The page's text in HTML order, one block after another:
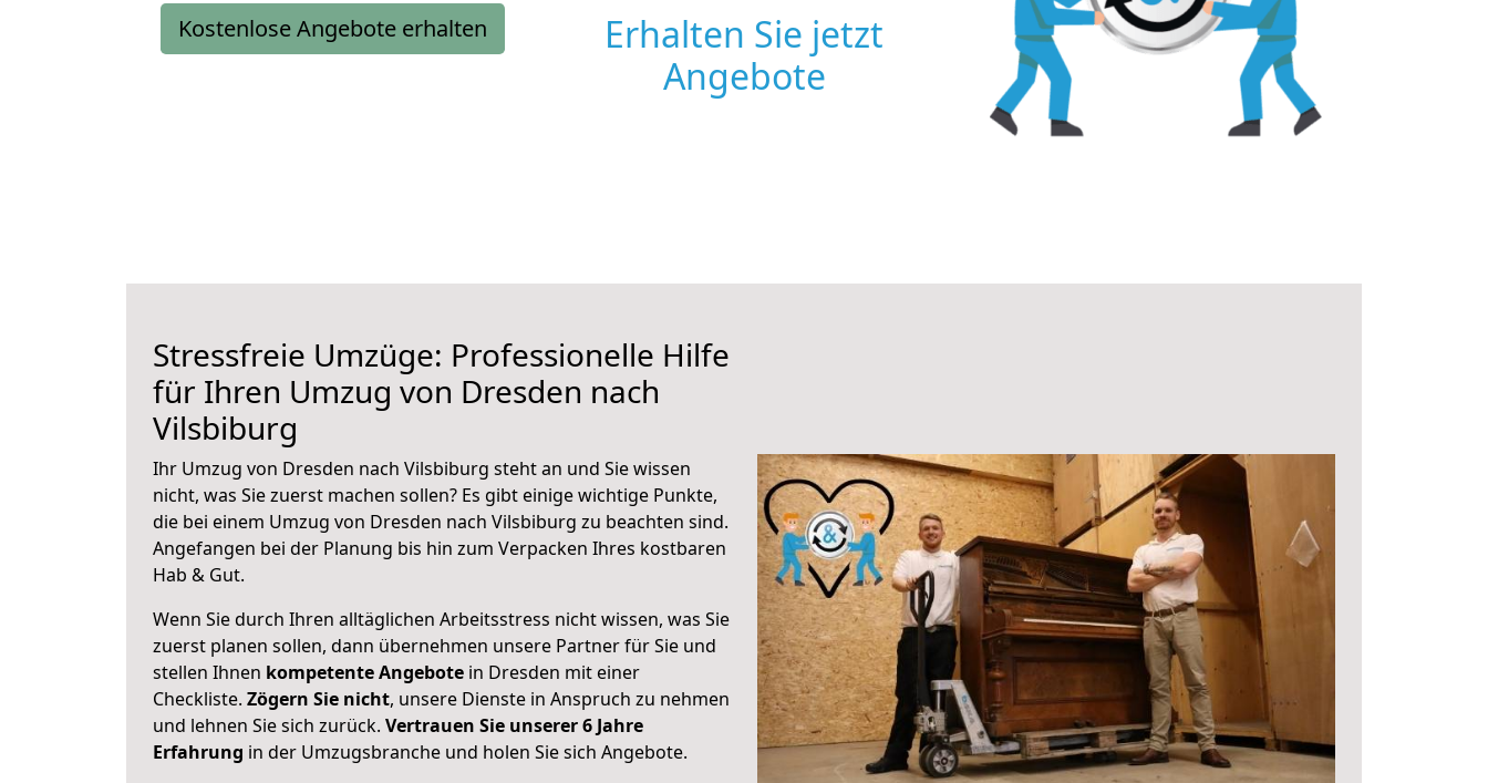
Kostenlose Angebote erhalten
Erhalten Sie jetzt
Angebote
Stressfreie Umzüge: Professionelle Hilfe
für Ihren Umzug von Dresden nach
Vilsbiburg
Ihr Umzug von Dresden nach Vilsbiburg steht an und Sie wissen
nicht, was Sie zuerst machen sollen? Es gibt einige wichtige Punkte,
die bei einem Umzug von Dresden nach Vilsbiburg zu beachten sind.
Angefangen bei der Planung bis hin zum Verpacken Ihres kostbaren
Hab & Gut.
Wenn Sie durch Ihren alltäglichen Arbeitsstress nicht wissen, was Sie
zuerst planen sollen, dann übernehmen unsere Partner für Sie und
stellen Ihnen kompetente Angebote in Dresden mit einer
Checkliste. Zögern Sie nicht, unsere Dienste in Anspruch zu nehmen
und lehnen Sie sich zurück. Vertrauen Sie unserer 6 Jahre
Erfahrung in der Umzugsbranche und holen Sie sich Angebote.